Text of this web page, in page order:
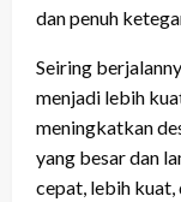
dan penuh
Seiring
menjadi lebih
meningkatkan
yang besar dan
cepat, lebih kuat,